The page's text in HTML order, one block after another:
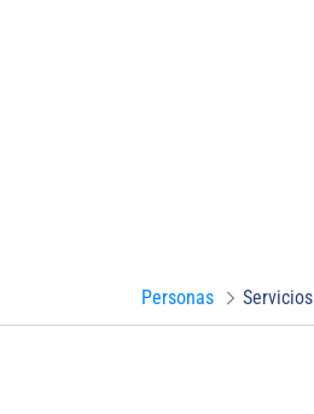
Personas Servicios